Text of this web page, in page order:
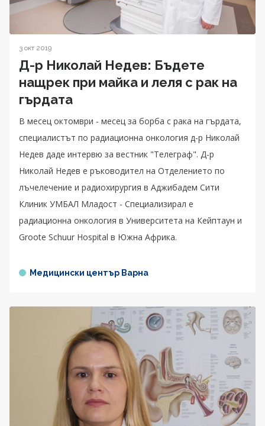
3 окт 2019
Д-р Николай Недев: Бъдете
нащрек при майка и леля с рак на
гърдата
В месец октомври - месец за борба с рака на гърдата,
специалистът по радиационна онкология д-р Николай
Недев даде интервю за вестник "Телеграф". Д-р
Николай Недев е ръководител на Отделението по
лъчелечение и радиохирургия в Аджибадем Сити
Клиник УМБАЛ Младост - Специализирал е
радиационна онкология в Университета на Кейптаун и
Groote Schuur Hospital в Южна Африка.
Медицински център Варна